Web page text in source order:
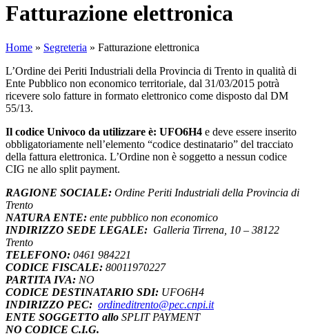
Fatturazione elettronica
Home » Segreteria » Fatturazione elettronica
L’Ordine dei Periti Industriali della Provincia di Trento in qualità di
Ente Pubblico non economico territoriale, dal 31/03/2015 potrà
ricevere solo fatture in formato elettronico come disposto dal DM
55/13.
Il codice Univoco da utilizzare è: UFO6H4 e deve essere inserito
obbligatoriamente nell’elemento “codice destinatario” del tracciato
della fattura elettronica. L’Ordine non è soggetto a nessun codice
CIG ne allo split payment.
RAGIONE SOCIALE: Ordine Periti Industriali della Provincia di
Trento
NATURA ENTE: ente pubblico non economico
INDIRIZZO SEDE LEGALE: Galleria Tirrena, 10 – 38122
Trento
TELEFONO: 0461 984221
CODICE FISCALE: 80011970227
PARTITA IVA: NO
CODICE DESTINATARIO SDI: UFO6H4
INDIRIZZO PEC: ordineditrento@pec.cnpi.it
ENTE SOGGETTO allo SPLIT PAYMENT
NO CODICE C.I.G.